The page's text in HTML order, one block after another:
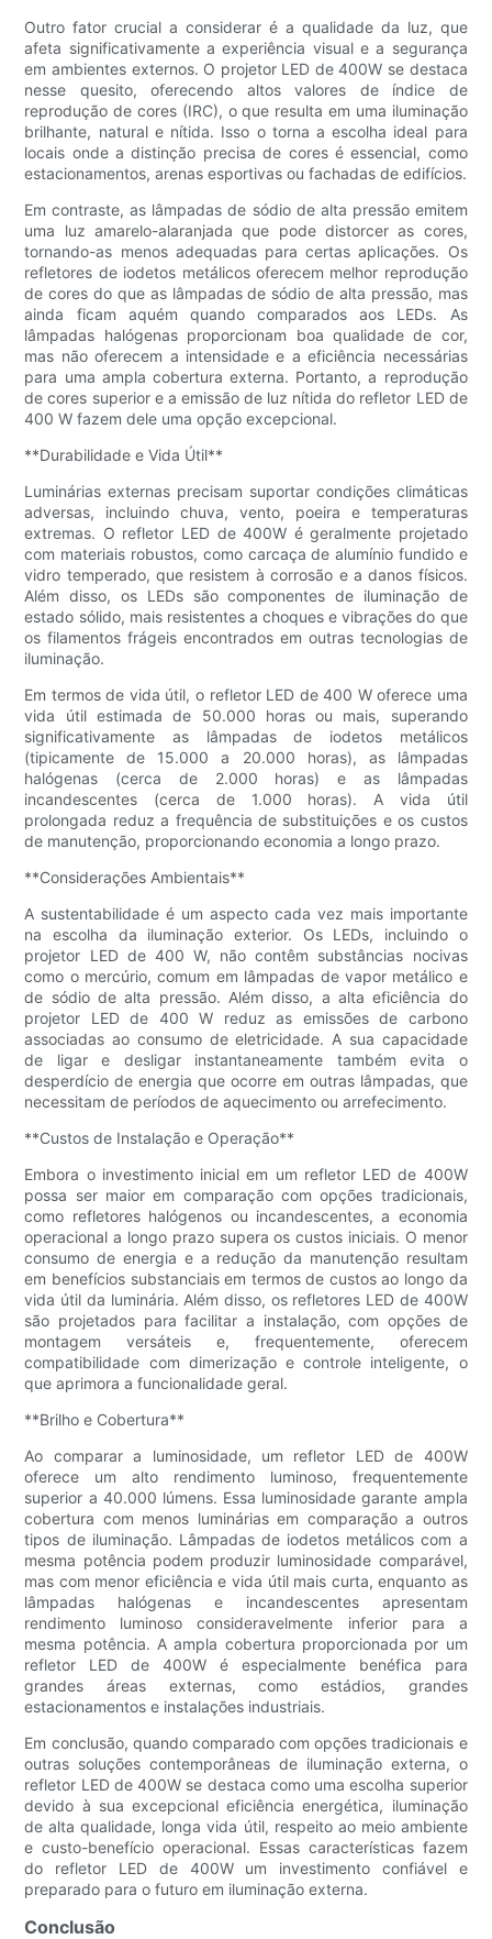
Outro fator crucial a considerar é a qualidade da luz, que
afeta significativamente a experiência visual e a segurança
em ambientes externos. O projetor LED de 400W se destaca
nesse quesito, oferecendo altos valores de índice de
reprodução de cores (IRC), o que resulta em uma iluminação
brilhante, natural e nítida. Isso o torna a escolha ideal para
locais onde a distinção precisa de cores é essencial, como
estacionamentos, arenas esportivas ou fachadas de edifícios.
Em contraste, as lâmpadas de sódio de alta pressão emitem
uma luz amarelo-alaranjada que pode distorcer as cores,
tornando-as menos adequadas para certas aplicações. Os
refletores de iodetos metálicos oferecem melhor reprodução
de cores do que as lâmpadas de sódio de alta pressão, mas
ainda ficam aquém quando comparados aos LEDs. As
lâmpadas halógenas proporcionam boa qualidade de cor,
mas não oferecem a intensidade e a eficiência necessárias
para uma ampla cobertura externa. Portanto, a reprodução
de cores superior e a emissão de luz nítida do refletor LED de
400 W fazem dele uma opção excepcional.
**Durabilidade e Vida Útil**
Luminárias externas precisam suportar condições climáticas
adversas, incluindo chuva, vento, poeira e temperaturas
extremas. O refletor LED de 400W é geralmente projetado
com materiais robustos, como carcaça de alumínio fundido e
vidro temperado, que resistem à corrosão e a danos físicos.
Além disso, os LEDs são componentes de iluminação de
estado sólido, mais resistentes a choques e vibrações do que
os filamentos frágeis encontrados em outras tecnologias de
iluminação.
Em termos de vida útil, o refletor LED de 400 W oferece uma
vida útil estimada de 50.000 horas ou mais, superando
significativamente as lâmpadas de iodetos metálicos
(tipicamente de 15.000 a 20.000 horas), as lâmpadas
halógenas (cerca de 2.000 horas) e as lâmpadas
incandescentes (cerca de 1.000 horas). A vida útil
prolongada reduz a frequência de substituições e os custos
de manutenção, proporcionando economia a longo prazo.
**Considerações Ambientais**
A sustentabilidade é um aspecto cada vez mais importante
na escolha da iluminação exterior. Os LEDs, incluindo o
projetor LED de 400 W, não contêm substâncias nocivas
como o mercúrio, comum em lâmpadas de vapor metálico e
de sódio de alta pressão. Além disso, a alta eficiência do
projetor LED de 400 W reduz as emissões de carbono
associadas ao consumo de eletricidade. A sua capacidade
de ligar e desligar instantaneamente também evita o
desperdício de energia que ocorre em outras lâmpadas, que
necessitam de períodos de aquecimento ou arrefecimento.
**Custos de Instalação e Operação**
Embora o investimento inicial em um refletor LED de 400W
possa ser maior em comparação com opções tradicionais,
como refletores halógenos ou incandescentes, a economia
operacional a longo prazo supera os custos iniciais. O menor
consumo de energia e a redução da manutenção resultam
em benefícios substanciais em termos de custos ao longo da
vida útil da luminária. Além disso, os refletores LED de 400W
são projetados para facilitar a instalação, com opções de
montagem versáteis e, frequentemente, oferecem
compatibilidade com dimerização e controle inteligente, o
que aprimora a funcionalidade geral.
**Brilho e Cobertura**
Ao comparar a luminosidade, um refletor LED de 400W
oferece um alto rendimento luminoso, frequentemente
superior a 40.000 lúmens. Essa luminosidade garante ampla
cobertura com menos luminárias em comparação a outros
tipos de iluminação. Lâmpadas de iodetos metálicos com a
mesma potência podem produzir luminosidade comparável,
mas com menor eficiência e vida útil mais curta, enquanto as
lâmpadas halógenas e incandescentes apresentam
rendimento luminoso consideravelmente inferior para a
mesma potência. A ampla cobertura proporcionada por um
refletor LED de 400W é especialmente benéfica para
grandes áreas externas, como estádios, grandes
estacionamentos e instalações industriais.
Em conclusão, quando comparado com opções tradicionais e
outras soluções contemporâneas de iluminação externa, o
refletor LED de 400W se destaca como uma escolha superior
devido à sua excepcional eficiência energética, iluminação
de alta qualidade, longa vida útil, respeito ao meio ambiente
e custo-benefício operacional. Essas características fazem
do refletor LED de 400W um investimento confiável e
preparado para o futuro em iluminação externa.
Conclusão